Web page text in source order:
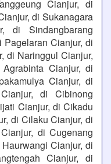
Cianjur, di
di Sukanagara
di Sindangbarang
Cianjur, di
di Naringgul Cianjur,
Cianjur, di
Cianjur, di
di Cibinong
Cianjur, di Cikadu
di Cilaku Cianjur, di
di Cugenang
Cianjur, di
Cianjur, di